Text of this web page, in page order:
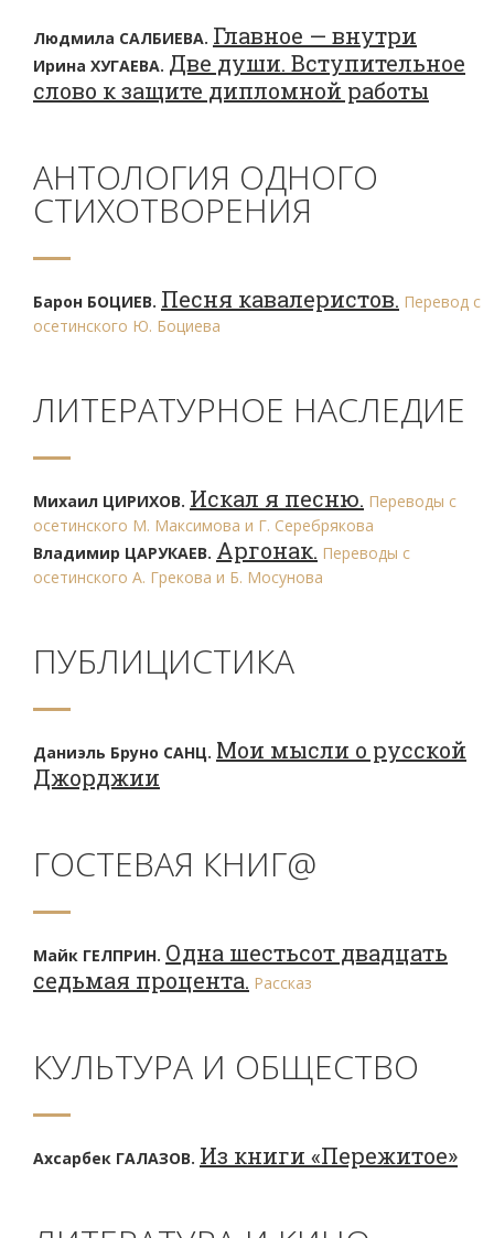
Людмила САЛБИЕВА. Главное — внутри
Ирина ХУГАЕВА. Две души. Вступительное
слово к защите дипломной работы
АНТОЛОГИЯ ОДНОГО
СТИХОТВОРЕНИЯ
Барон БОЦИЕВ. Песня кавалеристов. Перевод с
осетинского Ю. Боциева
ЛИТЕРАТУРНОЕ НАСЛЕДИЕ
Михаил ЦИРИХОВ. Искал я песню. Переводы с
осетинского М. Максимова и Г. Серебрякова
Владимир ЦАРУКАЕВ. Аргонак. Переводы с
осетинского А. Грекова и Б. Мосунова
ПУБЛИЦИСТИКА
Даниэль Бруно САНЦ. Мои мысли о русской
Джорджии
ГОСТЕВАЯ КНИГ@
Майк ГЕЛПРИН. Одна шестьсот двадцать
седьмая процента. Рассказ
КУЛЬТУРА И ОБЩЕСТВО
Ахсарбек ГАЛАЗОВ. Из книги «Пережитое»